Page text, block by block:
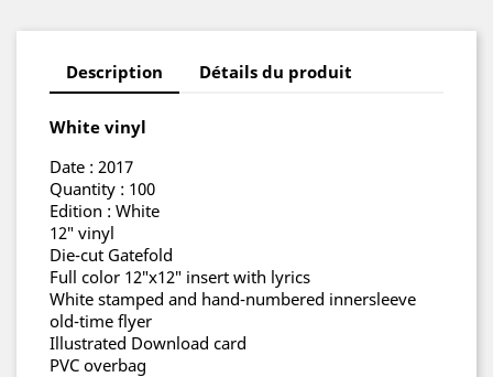
Description Détails du produit
White vinyl
Date : 2017
Quantity : 100
Edition : White
12″ vinyl
Die-cut Gatefold
Full color 12″x12″ insert with lyrics
White stamped and hand-numbered innersleeve
old-time flyer
Illustrated Download card
PVC overbag